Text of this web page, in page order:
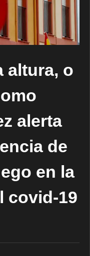
altura, o
alerta
de
en la
covid-19